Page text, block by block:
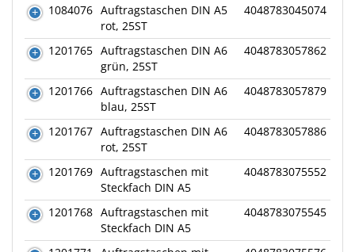
1084076 Auftragstaschen DIN A5
rot, 25ST
4048783045074
1201765 Auftragstaschen DIN A6
grün, 25ST
4048783057862
1201766 Auftragstaschen DIN A6
blau, 25ST
4048783057879
1201767 Auftragstaschen DIN A6
rot, 25ST
4048783057886
1201769 Auftragstaschen mit
Steckfach DIN A5
4048783075552
1201768 Auftragstaschen mit
Steckfach DIN A5
4048783075545